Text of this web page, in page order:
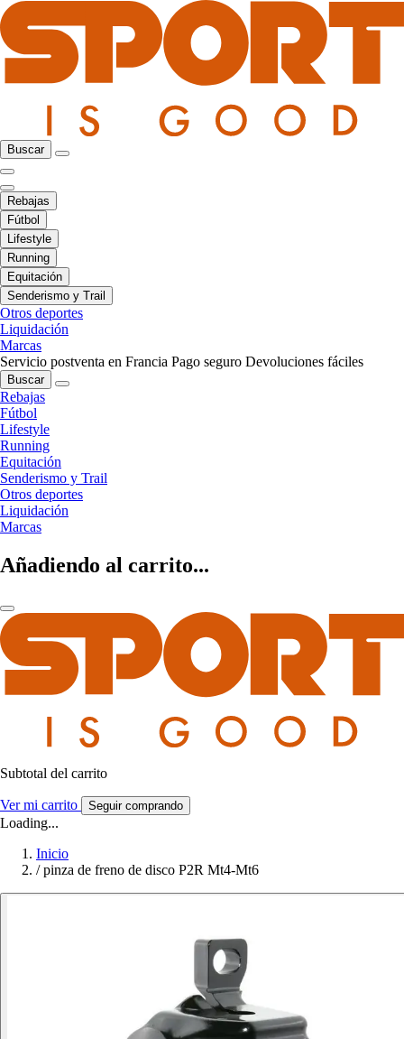
Buscar
Rebajas
Fútbol
Lifestyle
Running
Equitación
Senderismo y Trail
Otros deportes
Liquidación
Marcas
Servicio postventa en Francia Pago seguro Devoluciones fáciles
Buscar
Rebajas
Fútbol
Lifestyle
Running
Equitación
Senderismo y Trail
Otros deportes
Liquidación
Marcas
Añadiendo al carrito...
Subtotal del carrito
Ver mi carrito Seguir comprando
Loading...
Inicio
/ pinza de freno de disco P2R Mt4-Mt6